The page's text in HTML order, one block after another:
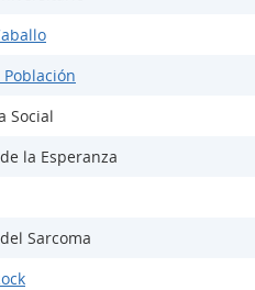
Social
la Esperanza
Sarcoma